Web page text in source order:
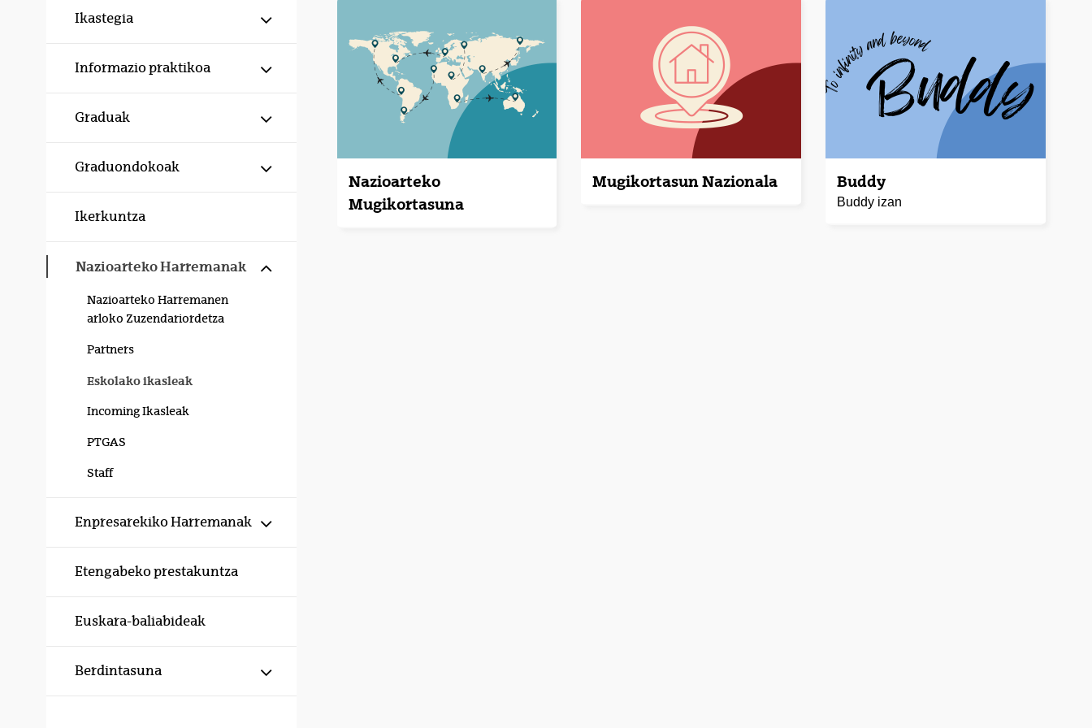
Ikastegia Erakutsi/izkutatu azpiorriak
Informazio praktikoa Erakutsi/izkutatu azpiorriak
Graduak Erakutsi/izkutatu azpiorriak
Graduondokoak Erakutsi/izkutatu azpiorriak
Ikerkuntza
Nazioarteko Harremanak Erakutsi/izkutatu azpiorriak
Nazioarteko Harremanen
arloko Zuzendariordetza
Partners
Eskolako ikasleak
Incoming Ikasleak
PTGAS
Staff
Enpresarekiko Harremanak Erakutsi/izkutatu azpiorriak
Etengabeko prestakuntza
Euskara-baliabideak
Berdintasuna Erakutsi/izkutatu azpiorriak
Nazioarteko
Mugikortasuna
Mugikortasun Nazionala Buddy
Buddy izan